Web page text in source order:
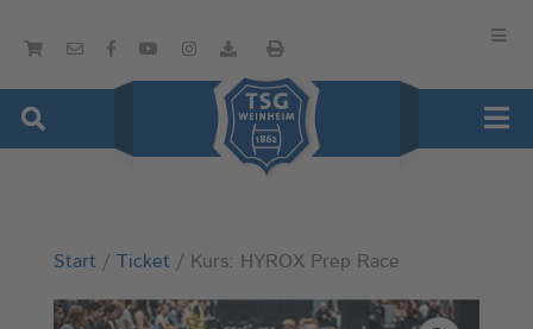
Start / Ticket / Kurs: HYROX Prep Race